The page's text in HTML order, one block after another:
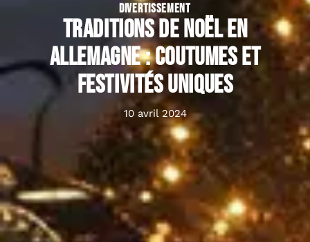
DIVERTISSEMENT
Traditions de Noël en
Allemagne : coutumes et
festivités uniques
10 avril 2024